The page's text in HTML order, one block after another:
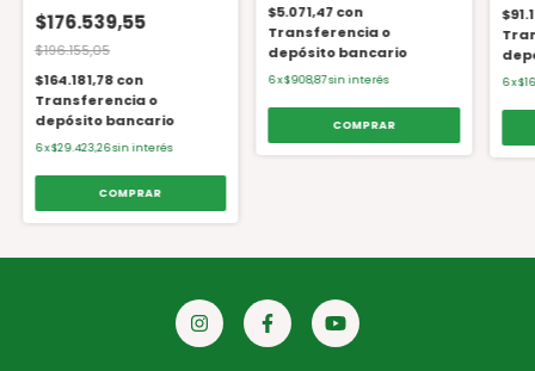
$176.539,55
$196.155,05
$164.181,78con
Transferencia o
depósito bancario
6x$29.423,26sin interés
$5.071,47con
Transferencia o
depósito bancario
6x$908,87sin interés 6x